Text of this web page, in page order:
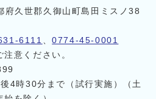
久世郡久御山町島田ミスノ38
6111 、0774-45-0001
意ください。
4時30分まで（試行実施）（土